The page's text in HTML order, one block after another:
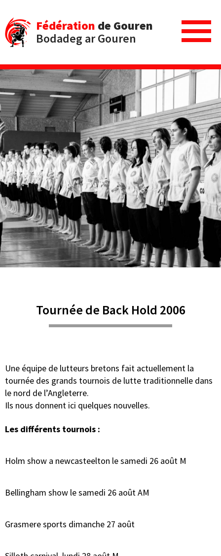
Fédération de Gouren
Bodadeg ar Gouren
Tournée de Back Hold 2006
Une équipe de lutteurs bretons fait actuellement la
tournée des grands tournois de lutte traditionnelle dans
le nord de l’Angleterre.
Ils nous donnent ici quelques nouvelles.
Les différents tournois :
Holm show a newcasteelton le samedi 26 août M
Bellingham show le samedi 26 août AM
Grasmere sports dimanche 27 août